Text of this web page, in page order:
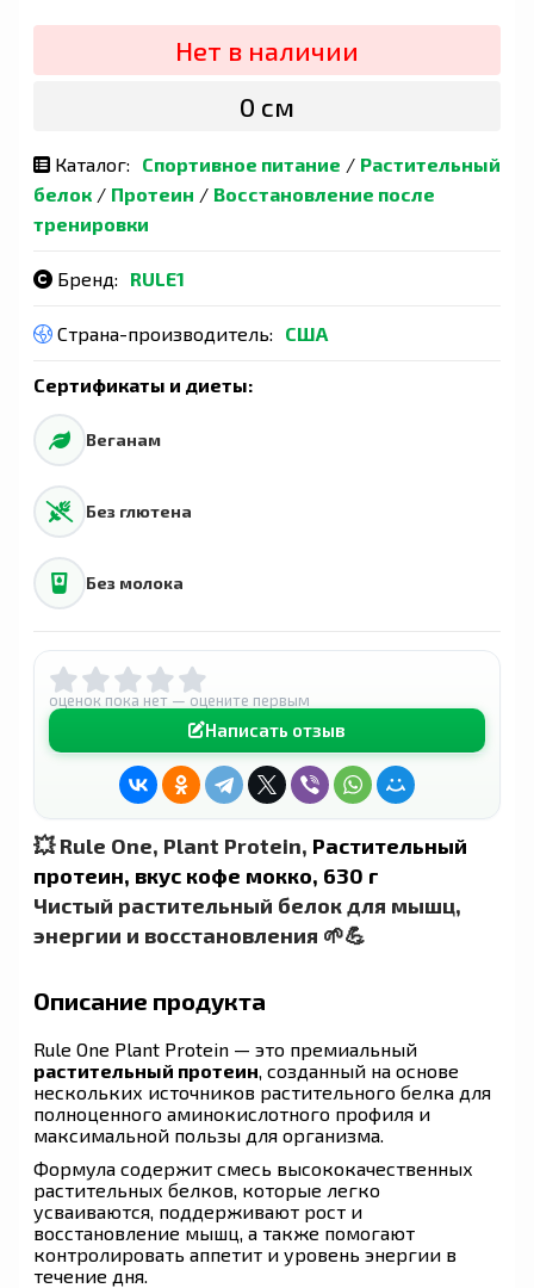
Нет в наличии
0 сӯм
Каталог: Спортивное питание / Растительный
белок / Протеин / Восстановление после
тренировки
Бренд: RULE1
Страна-производитель: США
Сертификаты и диеты:
Веганам
Без глютена
Без молока
оценок пока нет — оцените первым
Написать отзыв
💥 Rule One, Plant Protein, Растительный
протеин, вкус кофе мокко, 630 г
Чистый растительный белок для мышц,
энергии и восстановления 🌱💪
Описание продукта
Rule One Plant Protein — это премиальный
растительный протеин , созданный на основе
нескольких источников растительного белка для
полноценного аминокислотного профиля и
максимальной пользы для организма.
Формула содержит смесь высококачественных
растительных белков, которые легко
усваиваются, поддерживают рост и
восстановление мышц, а также помогают
контролировать аппетит и уровень энергии в
течение дня.